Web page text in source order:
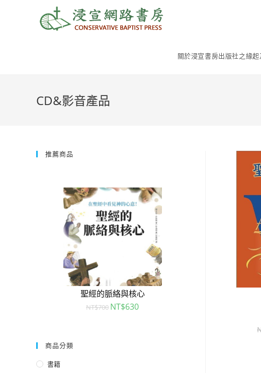
關於浸宣書房出版社之緣起
CD&影音產品
推薦商品
聖經的脈絡與核心
NT$700 NT$630
商品分類
書籍